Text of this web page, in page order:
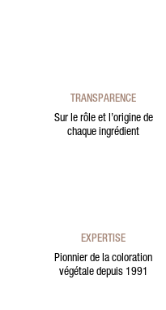
TRANSPARENCE
Sur le rôle et l’origine de
chaque ingrédient
EXPERTISE
Pionnier de la coloration
végétale depuis 1991